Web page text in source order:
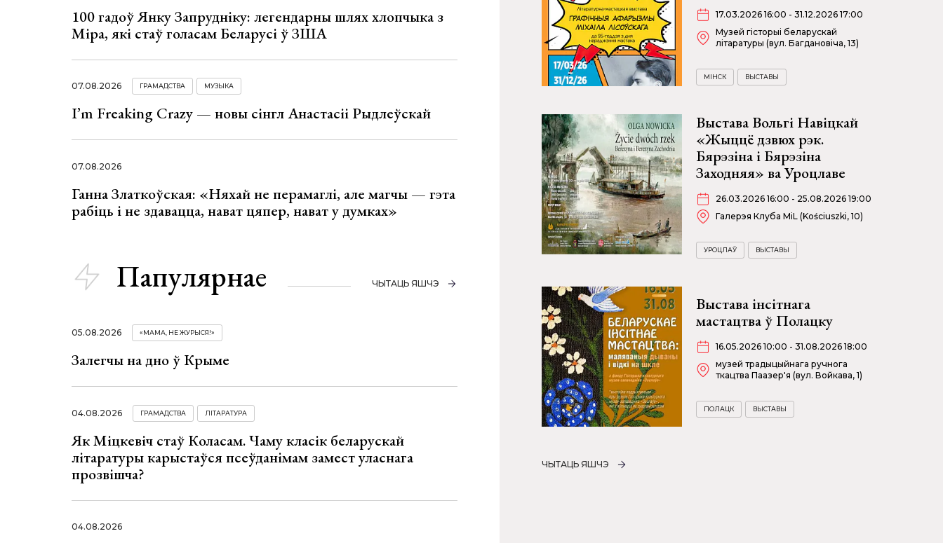
100 гадоў Янку Запрудніку: легендарны шлях хлопчыка з
Міра, які стаў голасам Беларусі ў ЗША
07.08.2026 ГРАМАДСТВА МУЗЫКА
I’m Freaking Crazy — новы сінгл Анастасіі Рыдлеўскай
07.08.2026
Ганна Златкоўская: «Няхай не перамаглі, але магчы — гэта
рабіць і не здавацца, нават цяпер, нават у думках»
Папулярнае ЧЫТАЦЬ ЯШЧЭ
05.08.2026 «МАМА, НЕ ЖУРЫСЯ!»
Залегчы на дно ў Крыме
04.08.2026 ГРАМАДСТВА ЛІТАРАТУРА
Як Міцкевіч стаў Коласам. Чаму класік беларускай
літаратуры карыстаўся псеўданімам замест уласнага
прозвішча?
04.08.2026
17.03.2026 16:00 - 31.12.2026 17:00
Музей гісторыі беларускай
літаратуры (вул. Багдановіча, 13)
МІНСК ВЫСТАВЫ
Выстава Вольгі Навіцкай
«Жыццё дзвюх рэк.
Бярэзіна і Бярэзіна
Заходняя» ва Уроцлаве
26.03.2026 16:00 - 25.08.2026 19:00
Галерэя Клуба MiL (Kościuszki, 10)
УРОЦЛАЎ ВЫСТАВЫ
Выстава інсітнага
мастацтва ў Полацку
16.05.2026 10:00 - 31.08.2026 18:00
музей традыцыйнага ручнога
ткацтва Паазер'я (вул. Войкава, 1)
ПОЛАЦК ВЫСТАВЫ
ЧЫТАЦЬ ЯШЧЭ